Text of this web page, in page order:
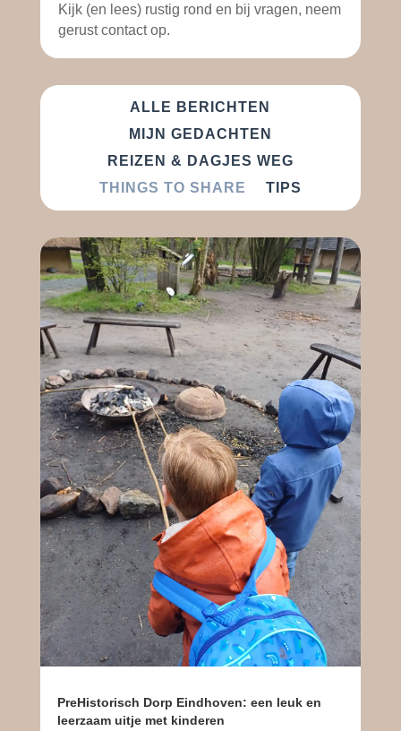
Kijk (en lees) rustig rond en bij vragen, neem
gerust contact op.
ALLE BERICHTEN
MIJN GEDACHTEN
REIZEN & DAGJES WEG
THINGS TO SHARE
TIPS
PreHistorisch Dorp Eindhoven: een leuk en
leerzaam uitje met kinderen